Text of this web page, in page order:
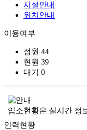
시설안내
위치안내
이용여부
정원 44
현원 39
대기
0
입소현황은 실시간 정
인력현황